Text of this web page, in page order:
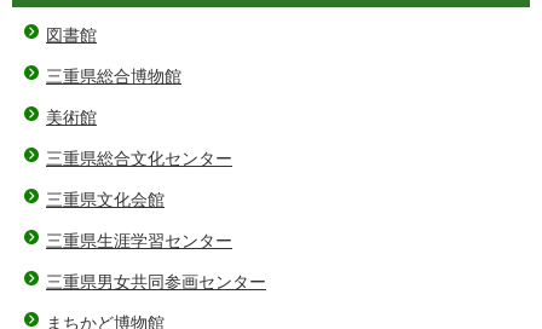
図書館
三重県総合博物館
美術館
三重県総合文化センター
三重県文化会館
三重県生涯学習センター
三重県男女共同参画センター
まちかど博物館